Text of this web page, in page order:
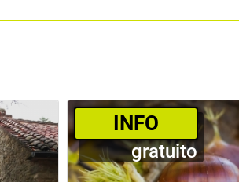
­INFO
gratuito